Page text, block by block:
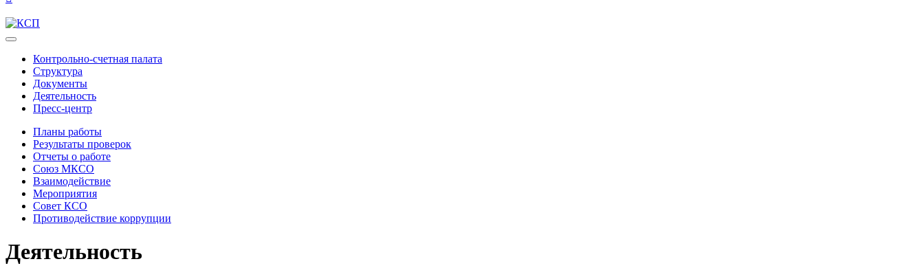
Контрольно-счетная палата
Структура
Документы
Деятельность
Пресс-центр
Планы работы
Результаты проверок
Отчеты о работе
Союз МКСО
Взаимодействие
Мероприятия
Совет КСО
Противодействие коррупции
Деятельность